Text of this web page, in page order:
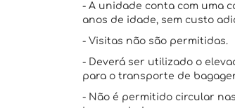
- A unidade conta com uma
anos de idade, sem custo
- Visitas não são permitidas.
- Deverá ser utilizado o
para o transporte de
- Não é permitido circular